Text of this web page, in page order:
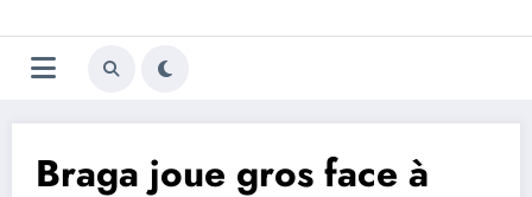
au
contenu
Trivela
L'actualité du football
Braga joue gros face à